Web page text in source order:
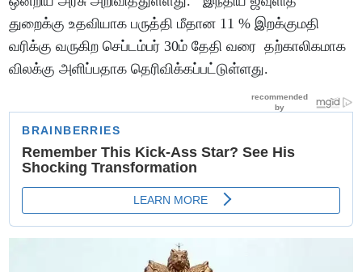
துறைக்கு உதவியாக பருத்தி மீதான 11 % இறக்குமதி
வரிக்கு வருகிற செப்டம்பர் 30ம் தேதி வரை தற்காலிகமாக
விலக்கு அளிப்பதாக தெரிவிக்கப்பட்டுள்ளது.